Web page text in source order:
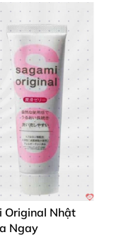
Original Nhật
Ngay